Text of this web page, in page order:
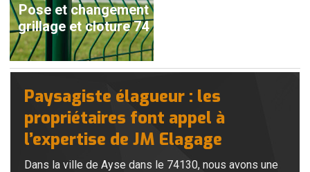
Pose et changement
grillage et cloture 74
Paysagiste élagueur : les
propriétaires font appel à
l’expertise de JM Elagage
Dans la ville de Ayse dans le 74130, nous avons une